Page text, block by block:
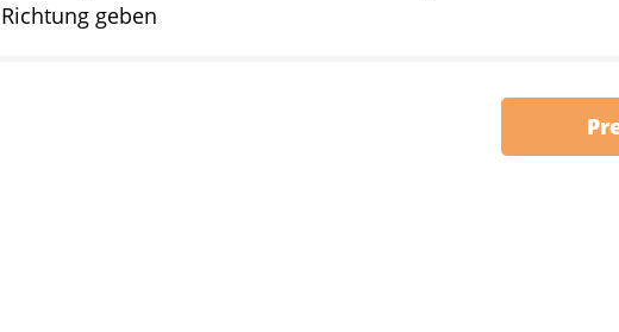
Richtung geben